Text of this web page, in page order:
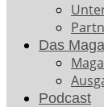
Das
Podcast